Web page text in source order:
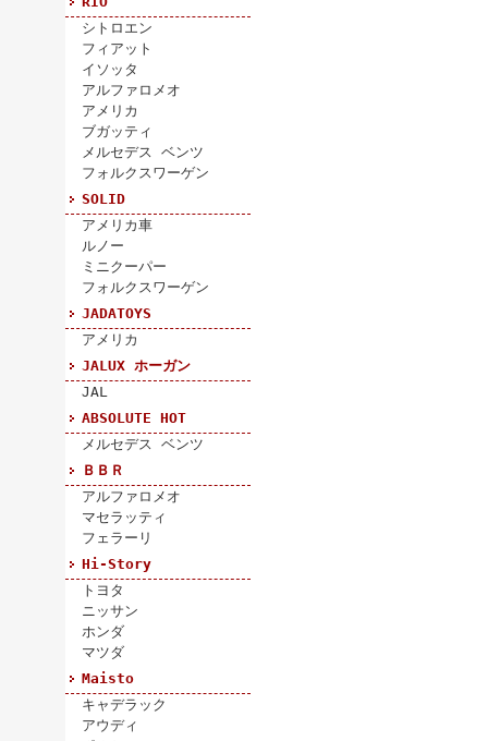
シトロエン
フィアット
イソッタ
アルファロメオ
アメリカ
ブガッティ
メルセデス ベンツ
フォルクスワーゲン
SOLID
アメリカ車
ルノー
ミニクーパー
フォルクスワーゲン
JADATOYS
アメリカ
JALUX ホーガン
JAL
ABSOLUTE HOT
メルセデス ベンツ
ＢＢＲ
アルファロメオ
マセラッティ
フェラーリ
Hi-Story
トヨタ
ニッサン
ホンダ
マツダ
Maisto
キャデラック
アウディ